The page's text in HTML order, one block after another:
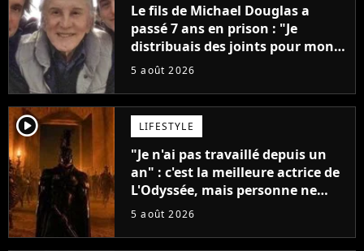
Le fils de Michael Douglas a
passé 7 ans en prison : "Je
distribuais des joints pour mon
père"
5 août 2026
player2 LIFESTYLE
"Je n'ai pas travaillé depuis un
an" : c'est la meilleure actrice de
L'Odyssée, mais personne ne
veut lui donner de rôle au
5 août 2026